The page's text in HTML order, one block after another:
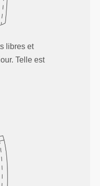
libres et
Telle est